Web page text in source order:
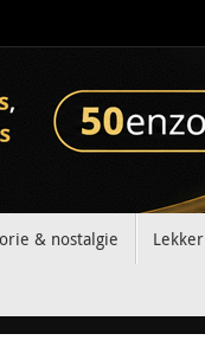
& nostalgie Lekker